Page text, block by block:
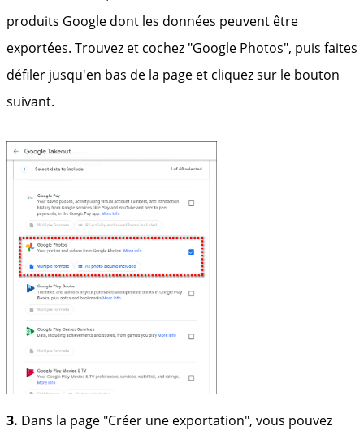
produits Google dont les données peuvent être
exportées. Trouvez et cochez "Google Photos", puis faites
défiler jusqu'en bas de la page et cliquez sur le bouton
suivant.
3. Dans la page "Créer une exportation", vous pouvez